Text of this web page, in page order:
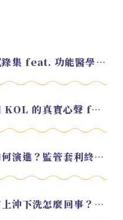
EP.220 好久不見！2026 試錄集 feat. 功能醫學營養師 美寶
EP.219 從銀行高管轉職幣圈 KOL 的真實心聲 feat.龜大
EP.217 美元穩定幣未來會如何演進？監管套利終將收斂？feat. 研究員 余哲安
EP.213 川普大攪局：袋鼠市上沖下洗怎麼回事？feat. Alvin